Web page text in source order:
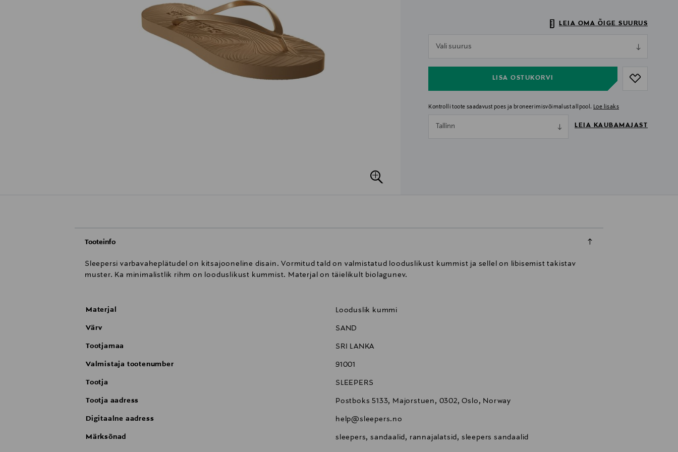
LEIA OMA ÕIGE SUURUS
Vali suurus
LISA OSTUKORVI
Kontrolli toote saadavust poes ja broneerimisvõimalust allpool. Loe lisaks
Tallinn LEIA KAUBAMAJAST
Tooteinfo
Sleepersi varbavaheplätudel on kitsajooneline disain. Vormitud tald on valmistatud looduslikust kummist ja sellel on libisemist takistav
muster. Ka minimalistlik rihm on looduslikust kummist. Materjal on täielikult biolagunev.
Materjal Looduslik kummi
Värv SAND
Tootjamaa SRI LANKA
Valmistaja tootenumber 91001
Tootja SLEEPERS
Tootja aadress Postboks 5133, Majorstuen, 0302, Oslo, Norway
Digitaalne aadress help@sleepers.no
Märksõnad sleepers, sandaalid, rannajalatsid, sleepers sandaalid